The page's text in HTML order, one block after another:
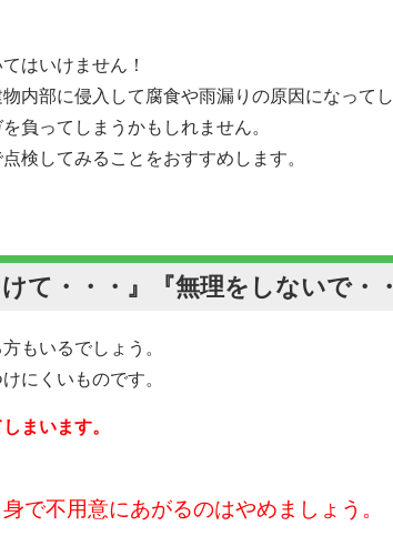
はいけません！
内部に侵入して腐食や雨漏りの原因になってし
負ってしまうかもしれません。
検してみることをおすすめします。
て・・・』『無理をしないで・
もいるでしょう。
にくいものです。
まいます。
で不用意にあがるのはやめましょう。